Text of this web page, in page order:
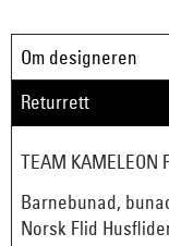
Om designeren
Returrett
TEAM KAMELEON
Barnebunad,
Norsk Flid